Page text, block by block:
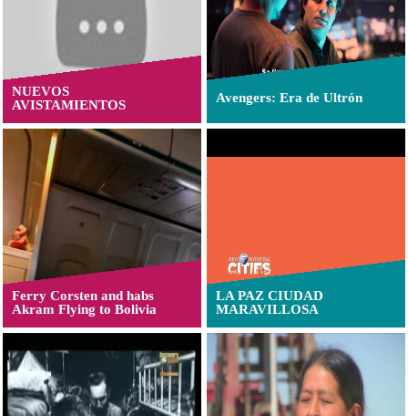
NUEVOS
AVISTAMIENTOS
Avengers: Era de Ultrón
Ferry Corsten and habs
Akram Flying to Bolivia
LA PAZ CIUDAD
MARAVILLOSA